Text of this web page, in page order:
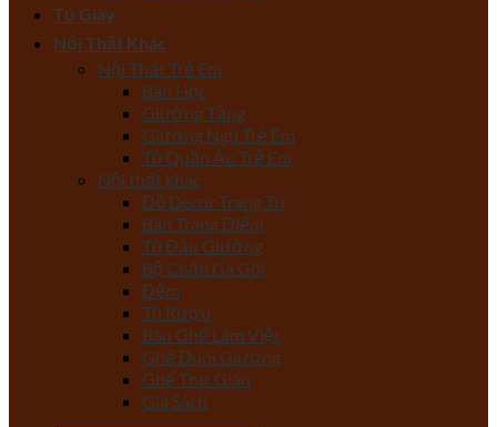
Tủ Giày
Nội Thất Khác
Nội Thất Trẻ Em
Bàn Học
Giường Tầng
Giường Ngủ Trẻ Em
Tủ Quần Áo Trẻ Em
Nội thất khác
Đồ Decor Trang Trí
Bàn Trang Điểm
Tủ Đầu Giường
Bộ Chăn Ga Gối
Đệm
Tủ Rượu
Bàn Ghế Làm Việc
Ghế Đuôi Giường
Ghế Thư Giãn
Giá Sách